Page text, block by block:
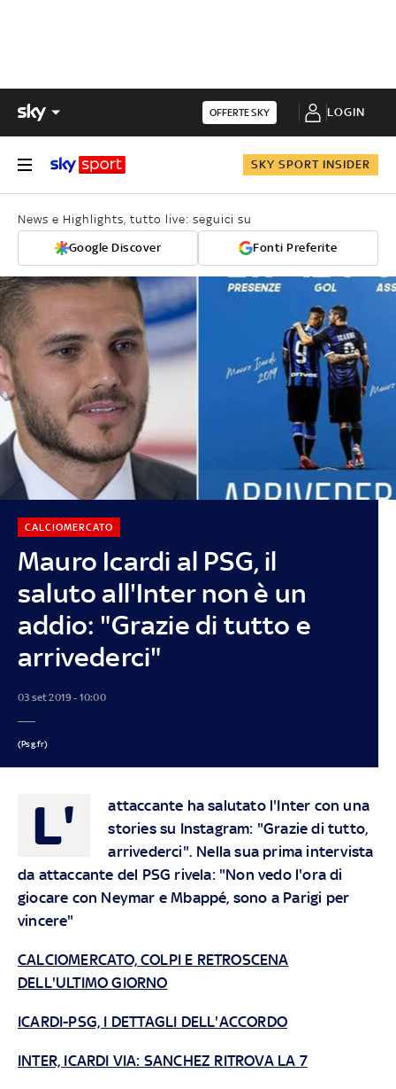
OFFERTE SKY LOGIN
SKY SPORT INSIDER
News e Highlights, tutto live: seguici su
Google Discover Fonti Preferite
Mauro Icardi al PSG, il
saluto all'Inter non è un
addio: "Grazie di tutto e
arrivederci"
CALCIOMERCATO
03 set 2019 - 10:00
(Psg.fr)
L'
attaccante ha salutato l'Inter con una
stories su Instagram: "Grazie di tutto,
arrivederci". Nella sua prima intervista
da attaccante del PSG rivela: "Non vedo l'ora di
giocare con Neymar e Mbappé, sono a Parigi per
vincere"
CALCIOMERCATO, COLPI E RETROSCENA
DELL'ULTIMO GIORNO
ICARDI-PSG, I DETTAGLI DELL'ACCORDO
INTER, ICARDI VIA: SANCHEZ RITROVA LA 7